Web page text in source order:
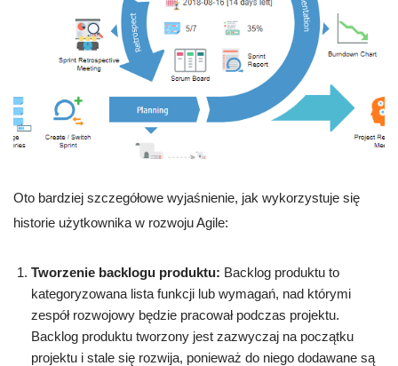
Oto bardziej szczegółowe wyjaśnienie, jak wykorzystuje się
historie użytkownika w rozwoju Agile:
Tworzenie backlogu produktu: Backlog produktu to
kategoryzowana lista funkcji lub wymagań, nad którymi
zespół rozwojowy będzie pracował podczas projektu.
Backlog produktu tworzony jest zazwyczaj na początku
projektu i stale się rozwija, ponieważ do niego dodawane są